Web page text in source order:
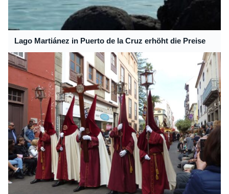
Lago Martiánez in Puerto de la Cruz erhöht die Preise